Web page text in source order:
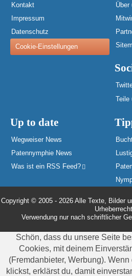
Kontakt
Impressum
Datenschutz
Cookie-Einstellungen
Über
Teile
Up to date
Wegweiser News
Patennymphie News
Was ist ein RSS Feed?
Copyright © 2005 - 2026 Alle Texte, Bilder
Urheberrecht.
Verwendung nur nach schriftlicher
Schön, dass du unsere Seite
Cookies, mit deinem
(Fremdanbieter, Werbung).
klickst, erklärst du, damit